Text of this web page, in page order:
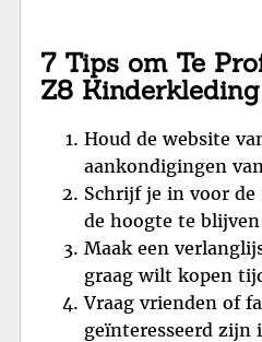
7 Tips om Te
Z8
Houd de website
aankondigingen
Schrijf je in voor
de hoogte te
Maak een
graag wilt kopen
Vraag vrienden of
geïnteresseerd zijn